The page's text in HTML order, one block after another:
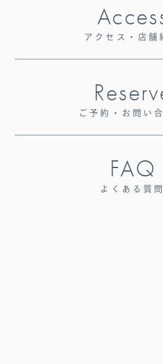
アクセス・店舗
ご予約・お問い
FAQ
よくある質問